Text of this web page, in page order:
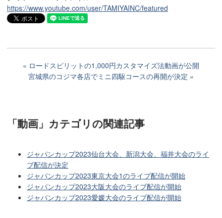
https://www.youtube.com/user/TAMIYAINC/featured
ロードスピリットの1,000円カスタマイズ法動画が公開
宮城県のコジマ各店でミニ四駆コースの再開が決定
「動画」カテゴリの関連記事
ジャパンカップ2023仙台大会、新潟大会、福井大会のライ
ブ配信が決定
ジャパンカップ2023東京大会1のライブ配信が開始
ジャパンカップ2023大阪大会のライブ配信が開始
ジャパンカップ2023愛媛大会のライブ配信が開始